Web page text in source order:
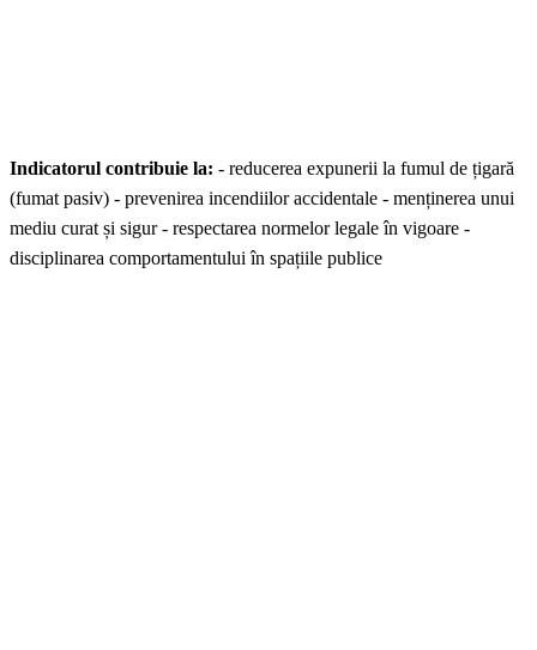
Indicatorul contribuie la: - reducerea expunerii la fumul de țigară
(fumat pasiv) - prevenirea incendiilor accidentale - menținerea unui
mediu curat și sigur - respectarea normelor legale în vigoare -
disciplinarea comportamentului în spațiile publice